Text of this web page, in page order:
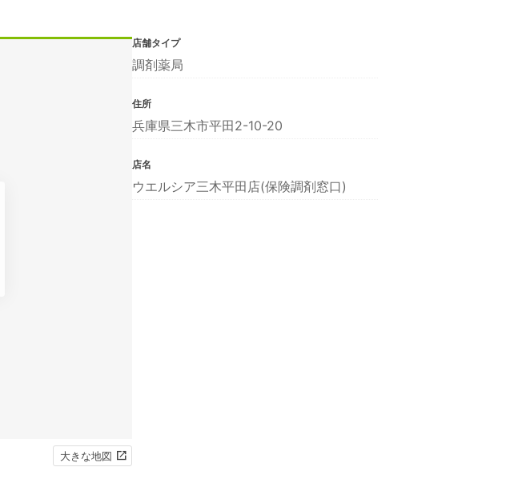
大きな地図
店舗タイプ
調剤薬局
住所
兵庫県三木市平田2-10-20
店名
ウエルシア三木平田店(保険調剤窓口)